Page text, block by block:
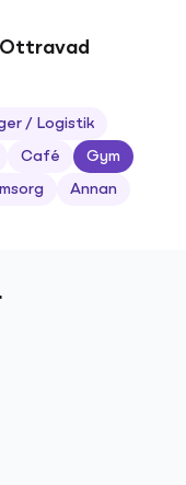
/ Logistik
Café Gym
Annan